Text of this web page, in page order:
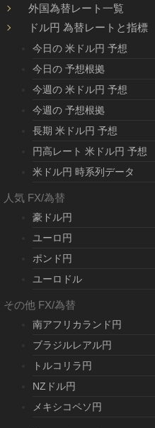
外国為替レート一覧
ドル円 為替レートと指標
今日の 米ドル円 予想
今日の 予想根拠
今週の 米ドル円 予想
今週の 予想根拠
長期 米ドル円 予想
円高レート 米ドル円 予想
米ドル円 時系列データ
人気 FX/為替
豪ドル円
ユーロ円
ポンド円
ユーロドル
その他 FX/為替
南アフリカランド円
ブラジルレアル円
トルコリラ円
NZドル円
メキシコペソ円